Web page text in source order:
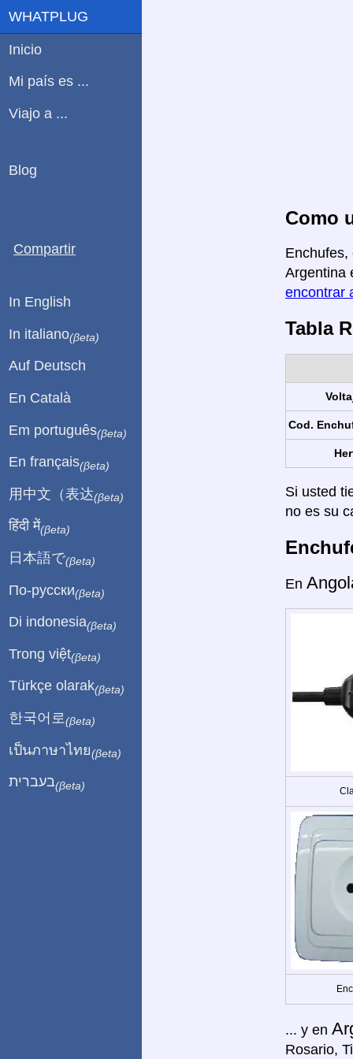
Como
Enchufes,
Argentina
encontrar
Tabla
Cod.
Si usted
no es su
En
... y en
Rosario,
WHATPLUG
Inicio
Mi país es ...
Viajo a ...
Blog
Compartir
In English
In italiano(βeta)
Auf Deutsch
En Català
Em português(βeta)
En français(βeta)
用中文（表达(βeta)
हिंदी में(βeta)
日本語で(βeta)
По-русски(βeta)
Di indonesia(βeta)
Trong việt(βeta)
Türkçe olarak(βeta)
한국어로 (βeta)
เป็นภาษาไทย(βeta)
בעברית(βeta)